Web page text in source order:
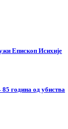
Епископ Исихије
година од убиства